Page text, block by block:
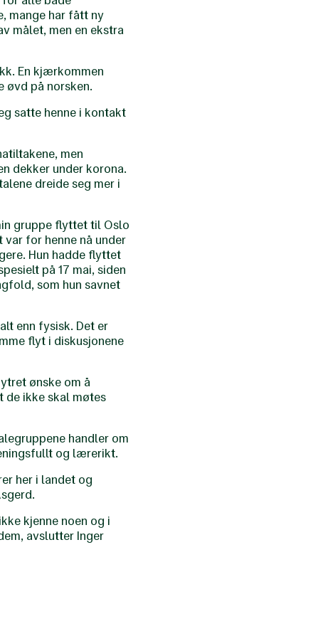
mange har fått ny
målet, men en ekstra
En kjærkommen
øvd på norsken.
satte henne i kontakt
men
dekker under korona.
dreide seg mer i
gruppe flyttet til Oslo
for henne nå under
Hun hadde flyttet
på 17 mai, siden
som hun savnet
enn fysisk. Det er
flyt i diskusjonene
ønske om å
de ikke skal møtes
handler om
og lærerikt.
her i landet og
kjenne noen og i
avslutter Inger